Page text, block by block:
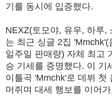
기를 동시에 입증했다.
NEXZ(토모야, 유우, 하루,
는 최근 싱글 2집
일주일 판매량) 자체 최고
승 기세를 증명했다. 이 기
이틀곡 'Mmchk'로 데뷔 첫
머쥐며 대세 행보를 이어